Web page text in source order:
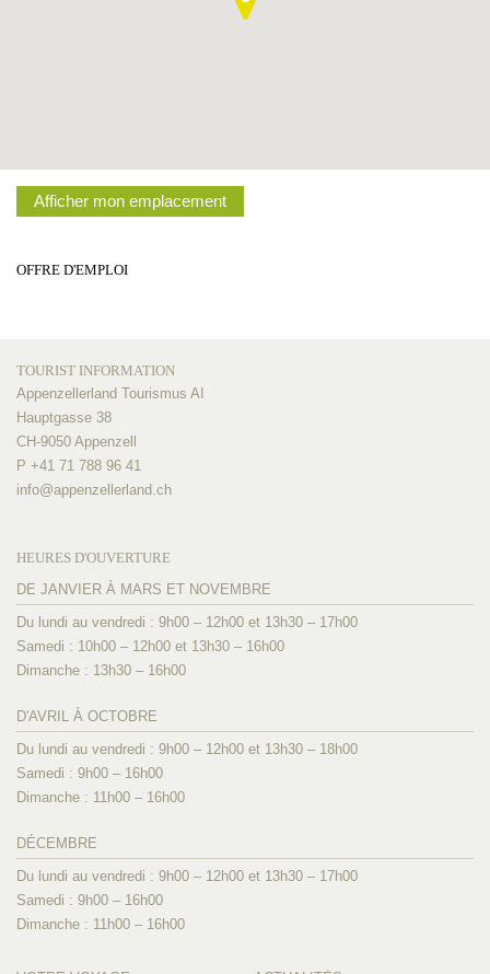
Afficher mon emplacement
OFFRE D'EMPLOI
TOURIST INFORMATION
Appenzellerland Tourismus AI
Hauptgasse 38
CH-9050 Appenzell
P +41 71 788 96 41
info@appenzellerland.ch
HEURES D'OUVERTURE
DE JANVIER À MARS ET NOVEMBRE
Du lundi au vendredi : 9h00 – 12h00 et 13h30 – 17h00
Samedi : 10h00 – 12h00 et 13h30 – 16h00
Dimanche : 13h30 – 16h00
D'AVRIL À OCTOBRE
Du lundi au vendredi : 9h00 – 12h00 et 13h30 – 18h00
Samedi : 9h00 – 16h00
Dimanche : 11h00 – 16h00
DÉCEMBRE
Du lundi au vendredi : 9h00 – 12h00 et 13h30 – 17h00
Samedi : 9h00 – 16h00
Dimanche : 11h00 – 16h00